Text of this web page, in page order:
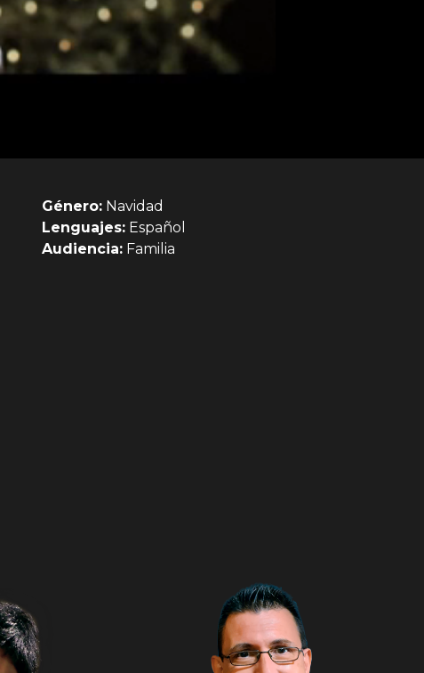
Género: Navidad
Lenguajes: Español
Audiencia: Familia